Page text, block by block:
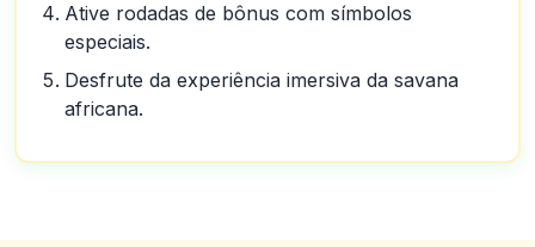
Ative rodadas de bônus com símbolos
especiais.
Desfrute da experiência imersiva da savana
africana.